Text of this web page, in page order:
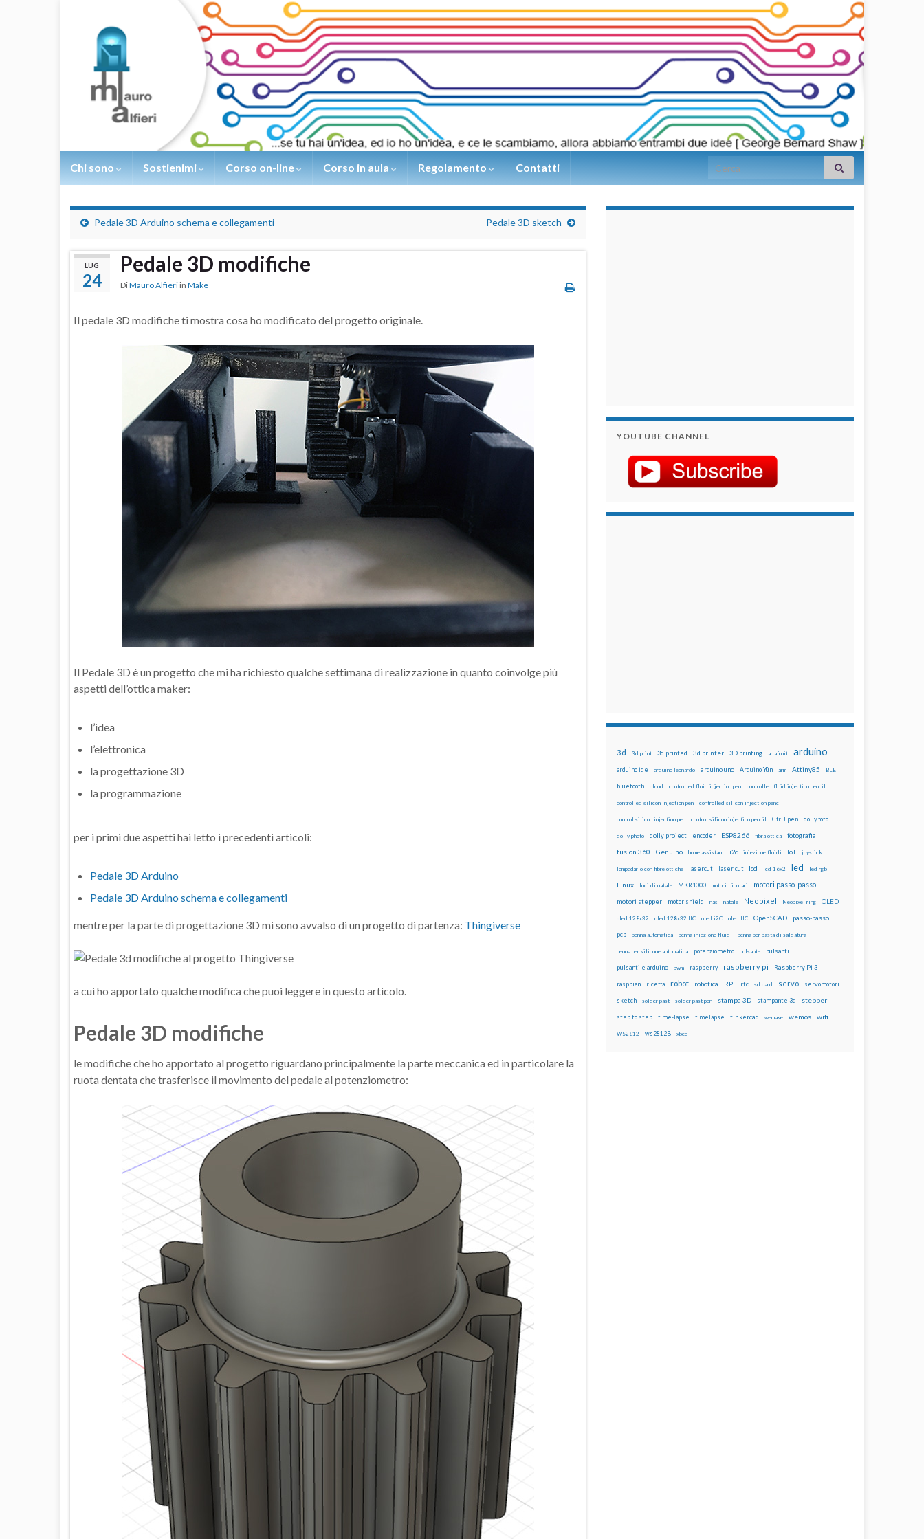
Chi sono Sostienimi Corso on-line Corso in aula Regolamento Contatti Search for:
Pedale 3D Arduino schema e collegamenti Pedale 3D sketch
LUG
24
Pedale 3D modifiche
DiMauro Alfieri in Make
Il pedale 3D modifiche ti mostra cosa ho modificato del progetto originale.
Il Pedale 3D è un progetto che mi ha richiesto qualche settimana di realizzazione in quanto coinvolge più
aspetti dell’ottica maker:
l’idea
l’elettronica
la progettazione 3D
la programmazione
per i primi due aspetti hai letto i precedenti articoli:
Pedale 3D Arduino
Pedale 3D Arduino schema e collegamenti
mentre per la parte di progettazione 3D mi sono avvalso di un progetto di partenza: Thingiverse
a cui ho apportato qualche modifica che puoi leggere in questo articolo.
Pedale 3D modifiche
le modifiche che ho apportato al progetto riguardano principalmente la parte meccanica ed in particolare la
ruota dentata che trasferisce il movimento del pedale al potenziometro:
YOUTUBE CHANNEL
3d 3d print 3d printed 3d printer 3D printing adafruit arduino
arduino ide arduino leonardo arduino uno Arduino Yún arm Attiny85 BLE
bluetooth cloud controlled fluid injection pen controlled fluid injection pencil
controlled silicon injection pen controlled silicon injection pencil
control silicon injection pen control silicon injection pencil CtrlJ pen dolly foto
dolly photo dolly project encoder ESP8266 fibra ottica fotografia
fusion 360 Genuino home assistant i2c iniezione fluidi IoT joystick
lampadario con fibre ottiche lasercut laser cut lcd lcd 16x2 led led rgb
Linux luci di natale MKR1000 motori bipolari motori passo-passo
motori stepper motor shield nas natale Neopixel Neopixel ring OLED
oled 128x32 oled 128x32 IIC oled i2C oled IIC OpenSCAD passo-passo
pcb penna automatica penna iniezione fluidi penna per pasta di saldatura
penna per silicone automatica potenziometro pulsante pulsanti
pulsanti e arduino pwm raspberry raspberry pi Raspberry Pi 3
raspbian ricetta robot robotica RPi rtc sd card servo servomotori
sketch solder past solder past pen stampa 3D stampante 3d stepper
step to step time-lapse timelapse tinkercad wemake wemos wifi
WS2812 ws2812B xbee